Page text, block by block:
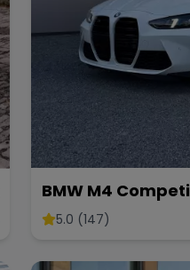
BMW M4
5.0 (147)